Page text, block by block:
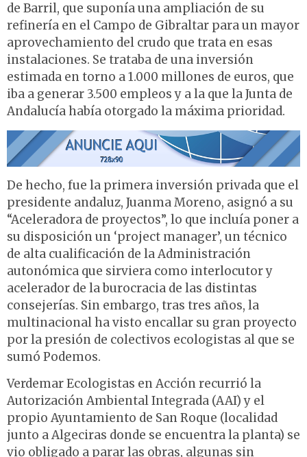
de Barril, que suponía una ampliación de su
refinería en el Campo de Gibraltar para un mayor
aprovechamiento del crudo que trata en esas
instalaciones. Se trataba de una inversión
estimada en torno a 1.000 millones de euros, que
iba a generar 3.500 empleos y a la que la Junta de
Andalucía había otorgado la máxima prioridad.
De hecho, fue la primera inversión privada que el
presidente andaluz, Juanma Moreno, asignó a su
“Aceleradora de proyectos”, lo que incluía poner a
su disposición un ‘project manager’, un técnico
de alta cualificación de la Administración
autonómica que sirviera como interlocutor y
acelerador de la burocracia de las distintas
consejerías. Sin embargo, tras tres años, la
multinacional ha visto encallar su gran proyecto
por la presión de colectivos ecologistas al que se
sumó Podemos.
Verdemar Ecologistas en Acción recurrió la
Autorización Ambiental Integrada (AAI) y el
propio Ayuntamiento de San Roque (localidad
junto a Algeciras donde se encuentra la planta) se
vio obligado a parar las obras, algunas sin